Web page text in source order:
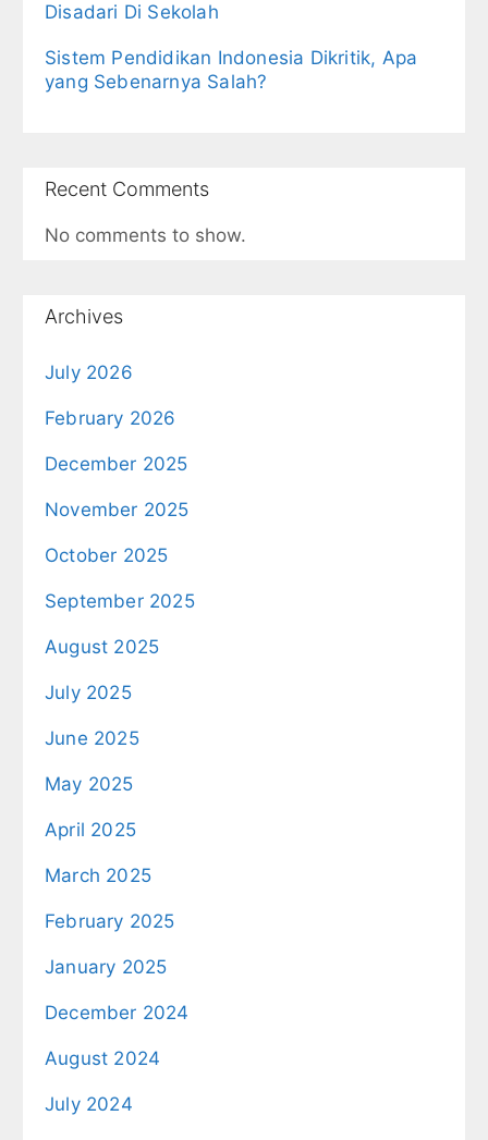
Disadari Di Sekolah
Sistem Pendidikan Indonesia Dikritik, Apa
yang Sebenarnya Salah?
Recent Comments
No comments to show.
Archives
July 2026
February 2026
December 2025
November 2025
October 2025
September 2025
August 2025
July 2025
June 2025
May 2025
April 2025
March 2025
February 2025
January 2025
December 2024
August 2024
July 2024